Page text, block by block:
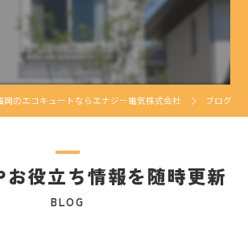
岡のエコキュートならエナジー電気株式会社 ブログ
お役立ち情報を随時更新
BLOG